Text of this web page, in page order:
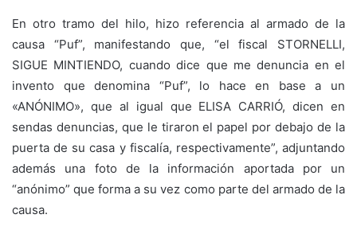
En otro tramo del hilo, hizo referencia al armado de la
causa “Puf”, manifestando que, “el fiscal STORNELLI,
SIGUE MINTIENDO, cuando dice que me denuncia en el
invento que denomina “Puf”, lo hace en base a un
«ANÓNIMO», que al igual que ELISA CARRIÓ, dicen en
sendas denuncias, que le tiraron el papel por debajo de la
puerta de su casa y fiscalía, respectivamente”, adjuntando
además una foto de la información aportada por un
“anónimo” que forma a su vez como parte del armado de la
causa.